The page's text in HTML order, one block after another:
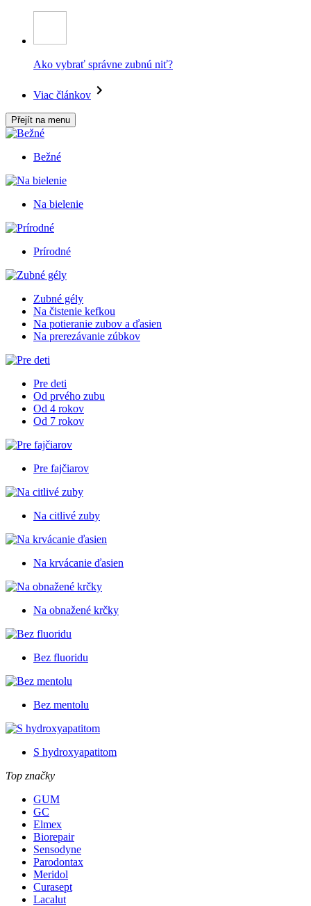
Ako vybrať správne zubnú niť?
Viac článkov
Přejít na menu
Bežné
Na bielenie
Prírodné
Zubné gély
Na čistenie kefkou
Na potieranie zubov a ďasien
Na prerezávanie zúbkov
Pre deti
Od prvého zubu
Od 4 rokov
Od 7 rokov
Pre fajčiarov
Na citlivé zuby
Na krvácanie ďasien
Na obnažené krčky
Bez fluoridu
Bez mentolu
S hydroxyapatitom
Top značky
GUM
GC
Elmex
Biorepair
Sensodyne
Parodontax
Meridol
Curasept
Lacalut